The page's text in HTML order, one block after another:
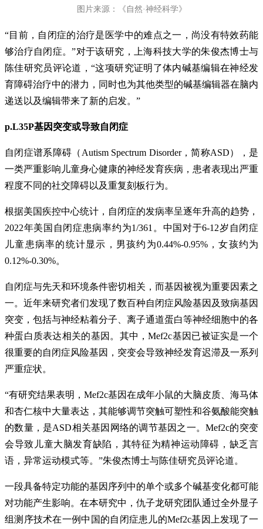
图片来源：《自然·神经科学》
“目前，自闭症的治疗是医学中的难点之一，尚没有特效药能
够治疗自闭症。”对于该研究，上海科技大学的朱俊杰博士与
陈佳研究员评论道，“这项研究证明了体内碱基编辑在神经发
育障碍治疗中的潜力，同时也为其他类型的碱基编辑器在脑内
递送以及编辑带来了新的启发。”
p.L35P基因突变或导致自闭症
自闭症谱系障碍（Autism Spectrum Disorder，简称ASD），是
一类严重影响儿童身心健康的神经发育疾病，患者表现出严重
程度不同的社交障碍以及重复刻板行为。
根据美国疾控中心统计，自闭症的发病率呈逐年升高的趋势，
2022年美国自闭症患病率约为1/361。中国对于6-12岁自闭症
儿童患病率的统计显示，男孩约为0.44%-0.95%，女孩约为
0.12%-0.30%。
自闭症与先天和环境条件密切相关，而基因被视为重要因素之
一。近年来研究者们发现了数百种自闭症风险基因及致病基因
突变，包括与神经粘着分子、离子通道蛋白等神经细胞中的各
种蛋白质表达相关的基因。其中，Mef2c基因已被证实是一个
很重要的自闭症风险基因，突变会导致神经发育迟滞及一系列
严重症状。
“有研究结果表明，Mef2c基因在成年小鼠的大脑皮质、海马体
和杏仁核中大量表达，其能够调节突触可塑性和谷氨酸能突触
的数量，是ASD相关基因网络的调节基因之一。Mef2c的突变
会导致儿童大脑发育缺陷，其特征为精神运动障碍，缺乏言
语，异常运动模式等。”朱俊杰博士与陈佳研究员评论道。
一段具备特定功能的基因序列中的单个或多个碱基变化都可能
对功能产生影响。在本研究中，仇子龙研究团队通过全外显子
组测序技术在一例中国的自闭症患儿的Mef2c基因上发现了一